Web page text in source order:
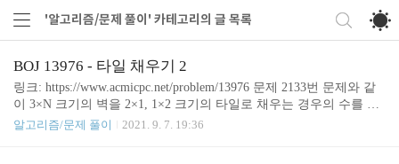
'알고리즘/문제 풀이' 카테고리의 글 목록
BOJ 13976 - 타일 채우기 2
링크: https://www.acmicpc.net/problem/13976 문제 2133번 문제와 같
이 3×N 크기의 벽을 2×1, 1×2 크기의 타일로 채우는 경우의 수를 구
하는 문제이지만, N의 범위가10
10 18
이다. 풀이 이전에 작성한 2133번
알고리즘/문제 풀이 2021. 9. 7. 19:36